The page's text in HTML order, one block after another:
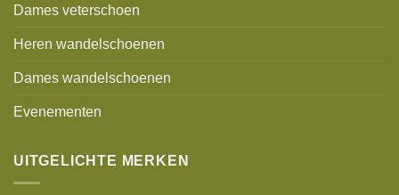
Dames veterschoen
Heren wandelschoenen
Dames wandelschoenen
Evenementen
UITGELICHTE MERKEN